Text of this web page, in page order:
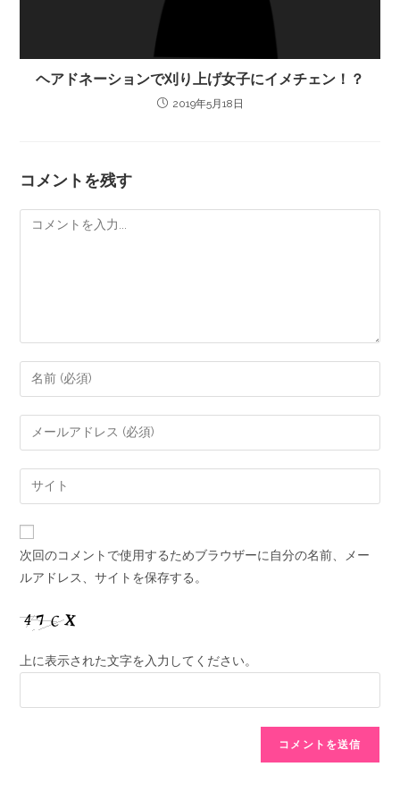
ヘアドネーションで刈り上げ女子にイメチェン！？
2019年5月18日
コメントを残す
次回のコメントで使用するためブラウザーに自分の名前、メー
ルアドレス、サイトを保存する。
上に表示された文字を入力してください。